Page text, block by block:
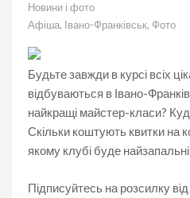
Новини і фото
Афіша, Івано-Франківськ, Фото
Будьте завжди в курсі всіх
відбуваються в Івано-
найкращі майстер-класи?
Скільки коштують квитки на
якому клубі буде
Підписуйтесь на розсилку